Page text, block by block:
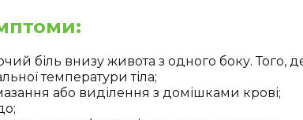
біль внизу живота з одного боку. Того,
температури тіла;
або виділення з домішками крові;